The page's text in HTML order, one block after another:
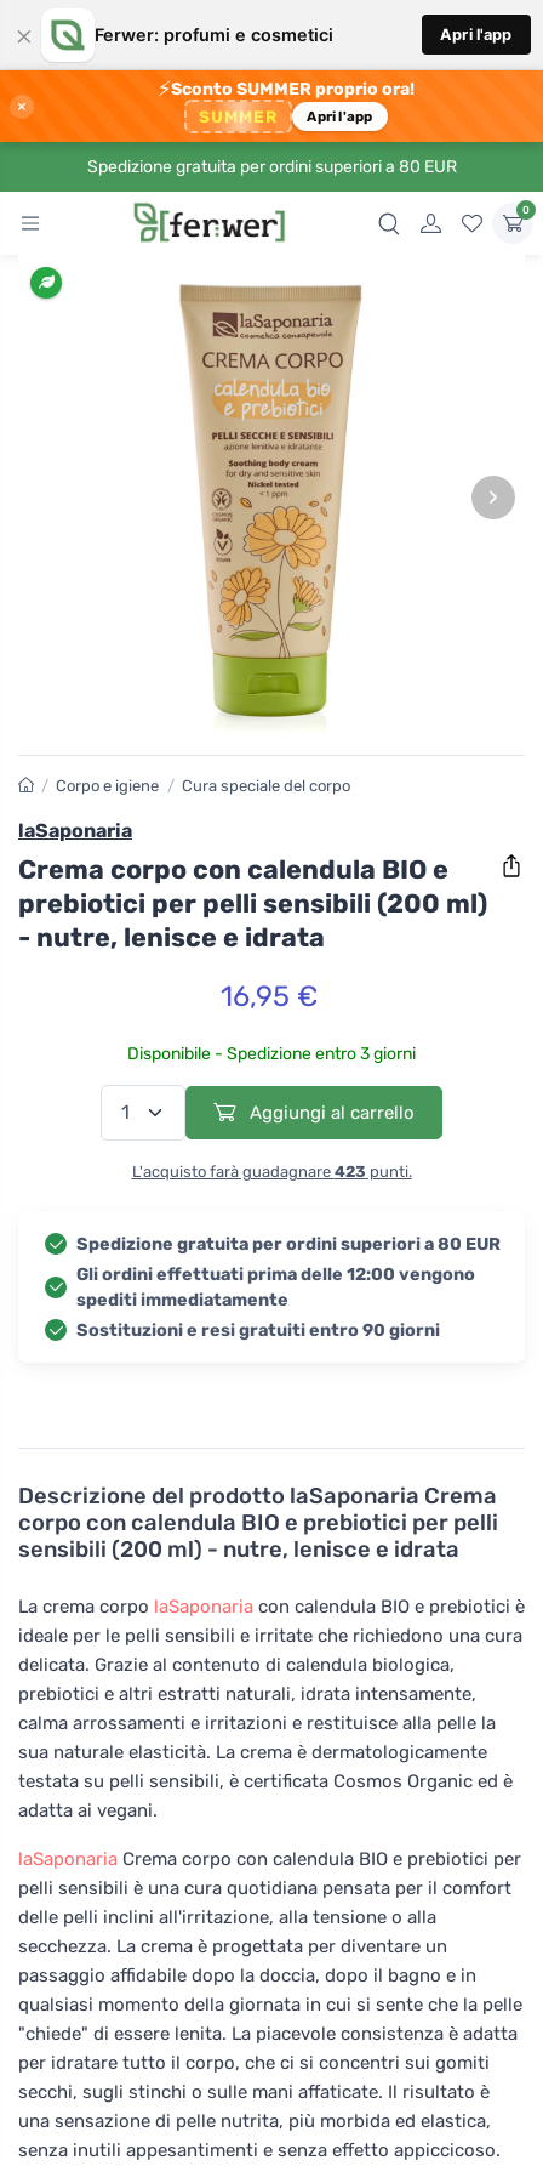
× Ferwer: profumi e cosmetici Apri l'app
×
⚡Sconto SUMMER proprio ora!
SUMMER Apri l'app
Spedizione gratuita per ordini superiori a 80 EUR
0
›
Descrizione del prodotto laSaponaria Crema
corpo con calendula BIO e prebiotici per pelli
sensibili (200 ml) - nutre, lenisce e idrata
La crema corpo laSaponaria con calendula BIO e prebiotici è
ideale per le pelli sensibili e irritate che richiedono una cura
delicata. Grazie al contenuto di calendula biologica,
prebiotici e altri estratti naturali, idrata intensamente,
calma arrossamenti e irritazioni e restituisce alla pelle la
sua naturale elasticità. La crema è dermatologicamente
testata su pelli sensibili, è certificata Cosmos Organic ed è
adatta ai vegani.
laSaponaria Crema corpo con calendula BIO e prebiotici per
pelli sensibili è una cura quotidiana pensata per il comfort
delle pelli inclini all'irritazione, alla tensione o alla
secchezza. La crema è progettata per diventare un
passaggio affidabile dopo la doccia, dopo il bagno e in
qualsiasi momento della giornata in cui si sente che la pelle
"chiede" di essere lenita. La piacevole consistenza è adatta
per idratare tutto il corpo, che ci si concentri sui gomiti
secchi, sugli stinchi o sulle mani affaticate. Il risultato è
una sensazione di pelle nutrita, più morbida ed elastica,
senza inutili appesantimenti e senza effetto appiccicoso.
/ Corpo e igiene / Cura speciale del corpo
laSaponaria
Crema corpo con calendula BIO e
prebiotici per pelli sensibili (200 ml)
- nutre, lenisce e idrata
16,95 €
Disponibile - Spedizione entro 3 giorni
Aggiungi al carrello
L'acquisto farà guadagnare 423 punti.
Spedizione gratuita per ordini superiori a 80 EUR
Gli ordini effettuati prima delle 12:00 vengono
spediti immediatamente
Sostituzioni e resi gratuiti entro 90 giorni